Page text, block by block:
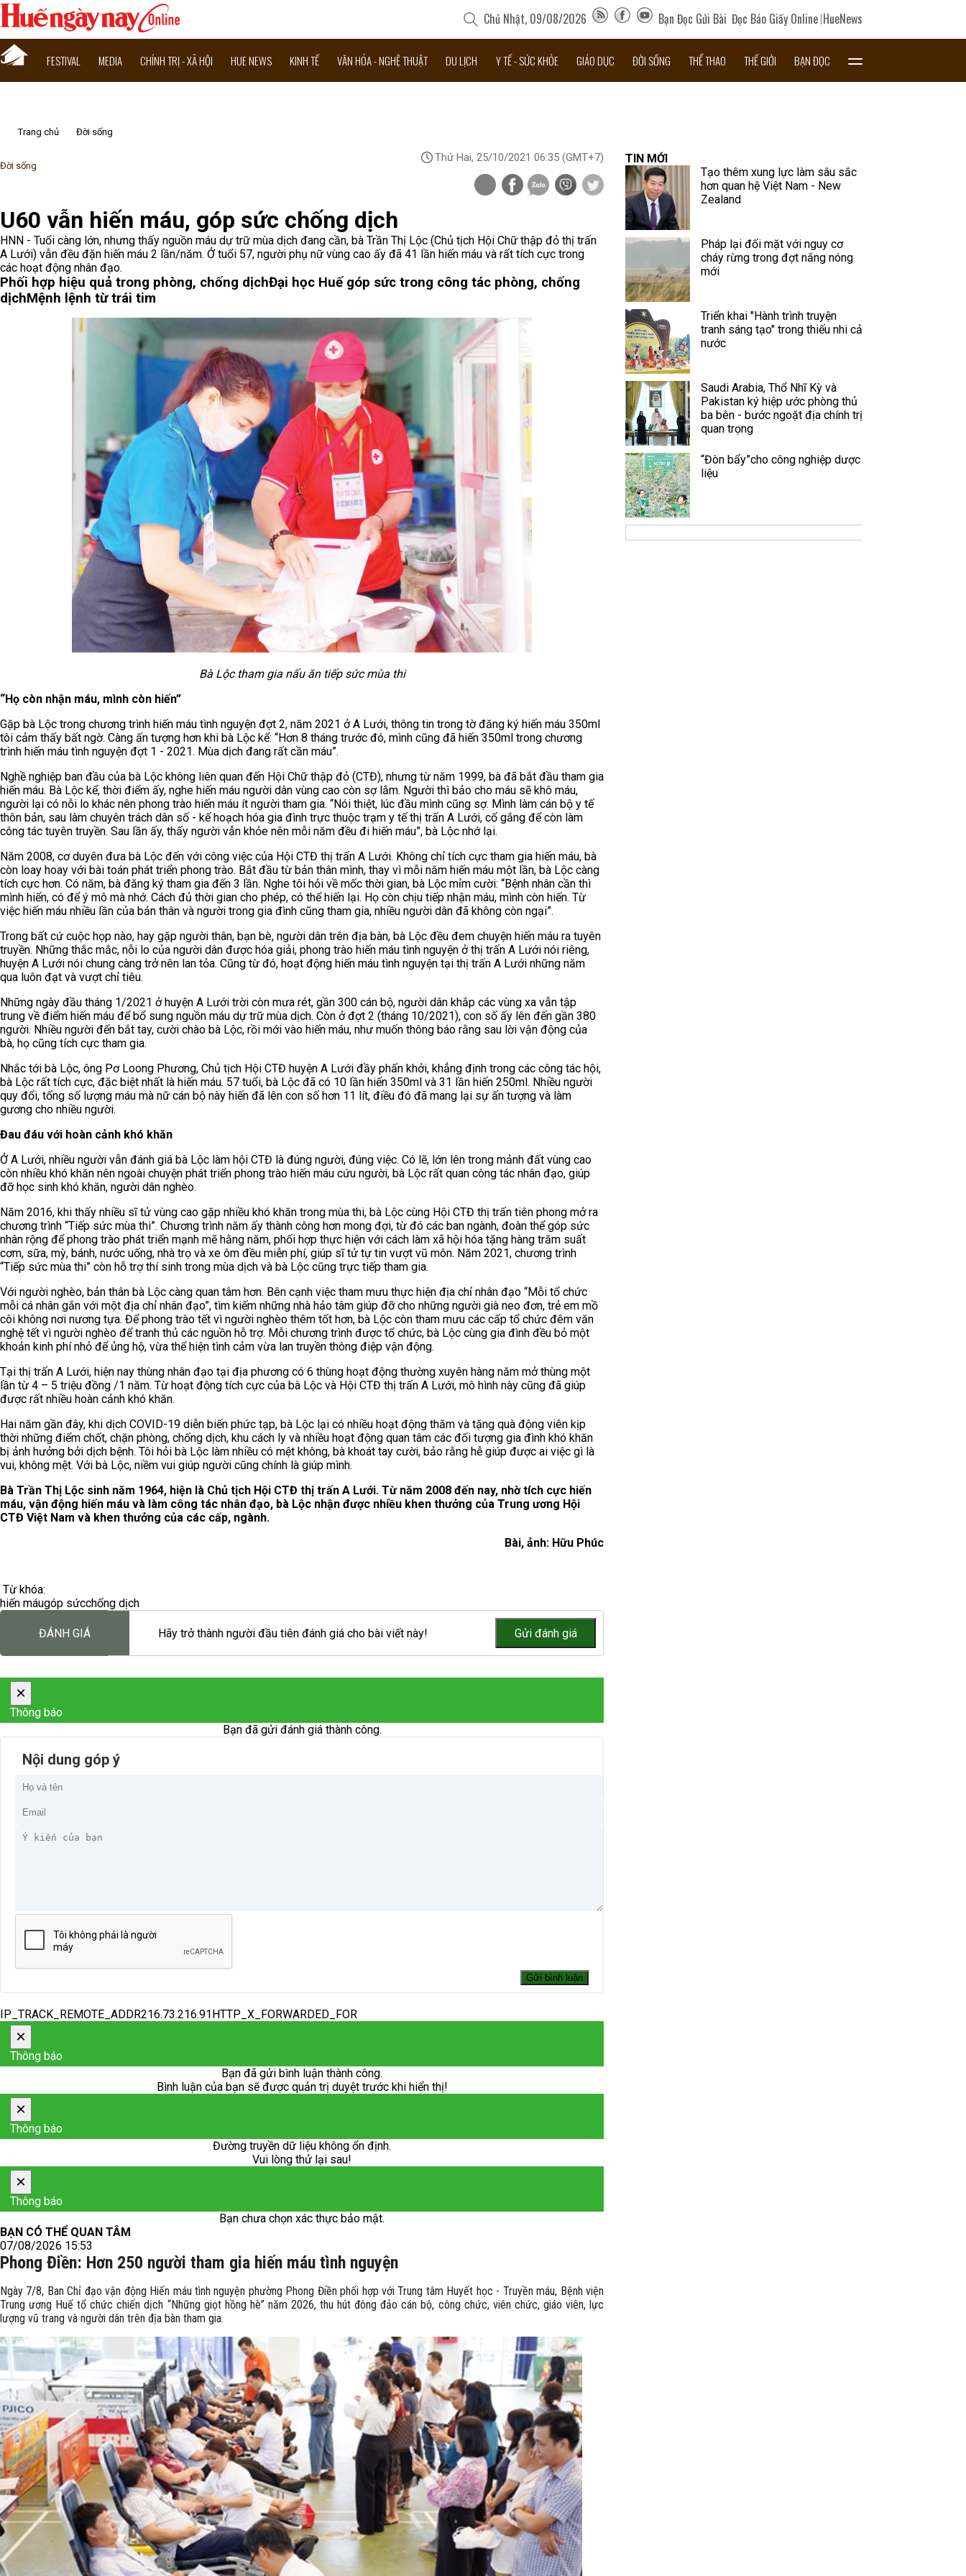
Chủ Nhật, 09/08/2026 Bạn Đọc Gửi Bài Đọc Báo Giấy Online HueNews
FESTIVAL MEDIA CHÍNH TRỊ - XÃ HỘI HUE NEWS KINH TẾ VĂN HÓA - NGHỆ THUẬT DU LỊCH Y TẾ - SỨC KHỎE GIÁO DỤC ĐỜI SỐNG THỂ THAO THẾ GIỚI BẠN ĐỌC
Trang chủ Đời sống
Đời sống
Thứ Hai, 25/10/2021 06:35 (GMT+7)
U60 vẫn hiến máu, góp sức chống dịch
HNN - Tuổi càng lớn, nhưng thấy nguồn máu dự trữ mùa dịch đang cần, bà Trần Thị Lộc (Chủ tịch Hội Chữ thập đỏ thị trấn
A Lưới) vẫn đều đặn hiến máu 2 lần/năm. Ở tuổi 57, người phụ nữ vùng cao ấy đã 41 lần hiến máu và rất tích cực trong
các hoạt động nhân đạo.
Phối hợp hiệu quả trong phòng, chống dịchĐại học Huế góp sức trong công tác phòng, chống
dịchMệnh lệnh từ trái tim
Bà Lộc tham gia nấu ăn tiếp sức mùa thi
“Họ còn nhận máu, mình còn hiến”
Gặp bà Lộc trong chương trình hiến máu tình nguyện đợt 2, năm 2021 ở A Lưới, thông tin trong tờ đăng ký hiến máu 350ml
tôi cảm thấy bất ngờ. Càng ấn tượng hơn khi bà Lộc kể: “Hơn 8 tháng trước đó, mình cũng đã hiến 350ml trong chương
trình hiến máu tình nguyện đợt 1 - 2021. Mùa dịch đang rất cần máu”.
Nghề nghiệp ban đầu của bà Lộc không liên quan đến Hội Chữ thập đỏ (CTĐ), nhưng từ năm 1999, bà đã bắt đầu tham gia
hiến máu. Bà Lộc kể, thời điểm ấy, nghe hiến máu người dân vùng cao còn sợ lắm. Người thì bảo cho máu sẽ khô máu,
người lại có nỗi lo khác nên phong trào hiến máu ít người tham gia. “Nói thiệt, lúc đầu mình cũng sợ. Mình làm cán bộ y tế
thôn bản, sau làm chuyên trách dân số - kế hoạch hóa gia đình trực thuộc trạm y tế thị trấn A Lưới, cố gắng để còn làm
công tác tuyên truyền. Sau lần ấy, thấy người vẫn khỏe nên mỗi năm đều đi hiến máu”, bà Lộc nhớ lại.
Năm 2008, cơ duyên đưa bà Lộc đến với công việc của Hội CTĐ thị trấn A Lưới. Không chỉ tích cực tham gia hiến máu, bà
còn loay hoay với bài toán phát triển phong trào. Bắt đầu từ bản thân mình, thay vì mỗi năm hiến máu một lần, bà Lộc càng
tích cực hơn. Có năm, bà đăng ký tham gia đến 3 lần. Nghe tôi hỏi về mốc thời gian, bà Lộc mỉm cười: “Bệnh nhân cần thì
mình hiến, có để ý mô mà nhớ. Cách đủ thời gian cho phép, có thể hiến lại. Họ còn chịu tiếp nhận máu, mình còn hiến. Từ
việc hiến máu nhiều lần của bản thân và người trong gia đình cũng tham gia, nhiều người dân đã không còn ngại”.
Trong bất cứ cuộc họp nào, hay gặp người thân, bạn bè, người dân trên địa bàn, bà Lộc đều đem chuyện hiến máu ra tuyên
truyền. Những thắc mắc, nỗi lo của người dân được hóa giải, phong trào hiến máu tình nguyện ở thị trấn A Lưới nói riêng,
huyện A Lưới nói chung càng trở nên lan tỏa. Cũng từ đó, hoạt động hiến máu tình nguyện tại thị trấn A Lưới những năm
qua luôn đạt và vượt chỉ tiêu.
Những ngày đầu tháng 1/2021 ở huyện A Lưới trời còn mưa rét, gần 300 cán bộ, người dân khắp các vùng xa vẫn tập
trung về điểm hiến máu để bổ sung nguồn máu dự trữ mùa dịch. Còn ở đợt 2 (tháng 10/2021), con số ấy lên đến gần 380
người. Nhiều người đến bắt tay, cười chào bà Lộc, rồi mới vào hiến máu, như muốn thông báo rằng sau lời vận động của
bà, họ cũng tích cực tham gia.
Nhắc tới bà Lộc, ông Pơ Loong Phương, Chủ tịch Hội CTĐ huyện A Lưới đầy phấn khởi, khẳng định trong các công tác hội,
bà Lộc rất tích cực, đặc biệt nhất là hiến máu. 57 tuổi, bà Lộc đã có 10 lần hiến 350ml và 31 lần hiến 250ml. Nhiều người
quy đổi, tổng số lượng máu mà nữ cán bộ này hiến đã lên con số hơn 11 lít, điều đó đã mang lại sự ấn tượng và làm
gương cho nhiều người.
Đau đáu với hoàn cảnh khó khăn
Ở A Lưới, nhiều người vẫn đánh giá bà Lộc làm hội CTĐ là đúng người, đúng việc. Có lẽ, lớn lên trong mảnh đất vùng cao
còn nhiều khó khăn nên ngoài chuyện phát triển phong trào hiến máu cứu người, bà Lộc rất quan công tác nhân đạo, giúp
đỡ học sinh khó khăn, người dân nghèo.
Năm 2016, khi thấy nhiều sĩ tử vùng cao gặp nhiều khó khăn trong mùa thi, bà Lộc cùng Hội CTĐ thị trấn tiên phong mở ra
chương trình “Tiếp sức mùa thi”. Chương trình năm ấy thành công hơn mong đợi, từ đó các ban ngành, đoàn thể góp sức
nhân rộng để phong trào phát triển mạnh mẽ hằng năm, phối hợp thực hiện với cách làm xã hội hóa tặng hàng trăm suất
cơm, sữa, mỳ, bánh, nước uống, nhà trọ và xe ôm đều miễn phí, giúp sĩ tử tự tin vượt vũ môn. Năm 2021, chương trình
“Tiếp sức mùa thi” còn hỗ trợ thí sinh trong mùa dịch và bà Lộc cũng trực tiếp tham gia.
Với người nghèo, bản thân bà Lộc càng quan tâm hơn. Bên cạnh việc tham mưu thực hiện địa chỉ nhân đạo “Mỗi tổ chức
mỗi cá nhân gắn với một địa chỉ nhân đạo”, tìm kiếm những nhà hảo tâm giúp đỡ cho những người già neo đơn, trẻ em mồ
côi không nơi nương tựa. Để phong trào tết vì người nghèo thêm tốt hơn, bà Lộc còn tham mưu các cấp tổ chức đêm văn
nghệ tết vì người nghèo để tranh thủ các nguồn hỗ trợ. Mỗi chương trình được tổ chức, bà Lộc cùng gia đình đều bỏ một
khoản kinh phí nhỏ để ủng hộ, vừa thể hiện tình cảm vừa lan truyền thông điệp vận động.
Tại thị trấn A Lưới, hiện nay thùng nhân đạo tại địa phương có 6 thùng hoạt động thường xuyên hàng năm mở thùng một
lần từ 4 – 5 triệu đồng /1 năm. Từ hoạt động tích cực của bà Lộc và Hội CTĐ thị trấn A Lưới, mô hình này cũng đã giúp
được rất nhiều hoàn cảnh khó khăn.
Hai năm gần đây, khi dịch COVID-19 diễn biến phức tạp, bà Lộc lại có nhiều hoạt động thăm và tặng quà động viên kịp
thời những điểm chốt, chặn phòng, chống dịch, khu cách ly và nhiều hoạt động quan tâm các đối tượng gia đình khó khăn
bị ảnh hưởng bởi dịch bệnh. Tôi hỏi bà Lộc làm nhiều có mệt không, bà khoát tay cười, bảo rằng hễ giúp được ai việc gì là
vui, không mệt. Với bà Lộc, niềm vui giúp người cũng chính là giúp mình.
Bà Trần Thị Lộc sinh năm 1964, hiện là Chủ tịch Hội CTĐ thị trấn A Lưới. Từ năm 2008 đến nay, nhờ tích cực hiến
máu, vận động hiến máu và làm công tác nhân đạo, bà Lộc nhận được nhiều khen thưởng của Trung ương Hội
CTĐ Việt Nam và khen thưởng của các cấp, ngành.
Bài, ảnh: Hữu Phúc
Từ khóa:
hiến máugóp sứcchống dịch
ĐÁNH GIÁ Hãy trở thành người đầu tiên đánh giá cho bài viết này!
×
Thông báo
Bạn đã gửi đánh giá thành công.
Nội dung góp ý
IP_TRACK_REMOTE_ADDR216.73.216.91HTTP_X_FORWARDED_FOR
×
Thông báo
Bạn đã gửi bình luận thành công.
Bình luận của bạn sẽ được quản trị duyệt trước khi hiển thị!
×
Thông báo
Đường truyền dữ liệu không ổn định.
Vui lòng thử lại sau!
×
Thông báo
Bạn chưa chọn xác thực bảo mật.
BẠN CÓ THỂ QUAN TÂM
07/08/2026 15:53
Phong Điền: Hơn 250 người tham gia hiến máu tình nguyện
Ngày 7/8, Ban Chỉ đạo vận động Hiến máu tình nguyện phường Phong Điền phối hợp với Trung tâm Huyết học - Truyền máu, Bệnh viện
Trung ương Huế tổ chức chiến dịch “Những giọt hồng hè” năm 2026, thu hút đông đảo cán bộ, công chức, viên chức, giáo viên, lực
lượng vũ trang và người dân trên địa bàn tham gia.
TIN MỚI
Tạo thêm xung lực làm sâu sắc
hơn quan hệ Việt Nam - New
Zealand
Pháp lại đối mặt với nguy cơ
cháy rừng trong đợt nắng nóng
mới
Triển khai "Hành trình truyện
tranh sáng tạo" trong thiếu nhi cả
nước
Saudi Arabia, Thổ Nhĩ Kỳ và
Pakistan ký hiệp ước phòng thủ
ba bên - bước ngoặt địa chính trị
quan trọng
“Đòn bẩy”cho công nghiệp dược
liệu